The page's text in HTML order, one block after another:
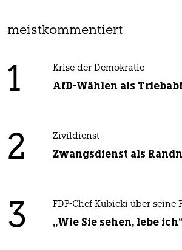
meistkommentiert
1 Krise der Demokratie
AfD-Wählen als
2 Zivildienst
Zwangsdienst als
3 FDP-Chef Kubicki über seine
„Wie Sie sehen, lebe